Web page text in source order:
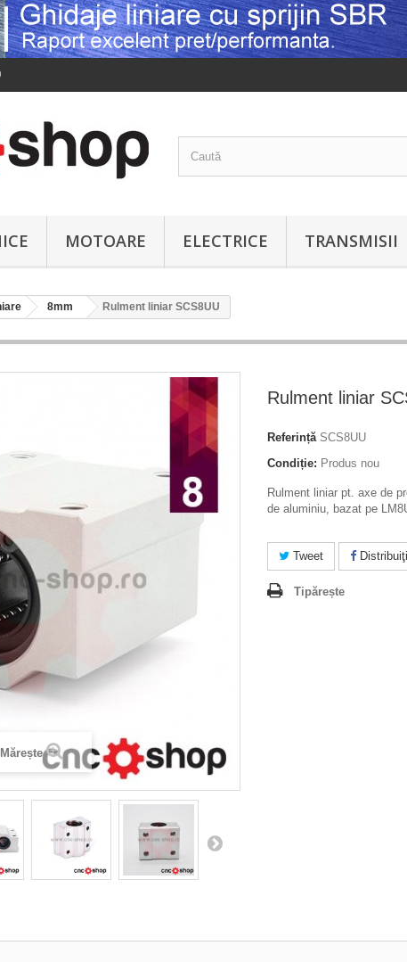
MOTOARE ELECTRICE TRANSMISII
8mm Rulment liniar SCS8UU
Mărește
Rulment liniar
Referință SCS8UU
Condiție: Produs nou
Rulment liniar pt. axe de
de aluminiu, bazat pe
Tweet Distribuiţi
Tipărește